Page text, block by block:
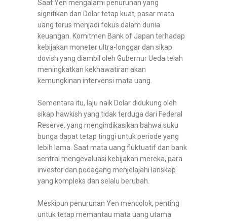
Saat Yen mengalami penurunan yang
signifikan dan Dolar tetap kuat, pasar mata
uang terus menjadi fokus dalam dunia
keuangan. Komitmen Bank of Japan terhadap
kebijakan moneter ultra-longgar dan sikap
dovish yang diambil oleh Gubernur Ueda telah
meningkatkan kekhawatiran akan
kemungkinan intervensi mata uang.
Sementara itu, laju naik Dolar didukung oleh
sikap hawkish yang tidak terduga dari Federal
Reserve, yang mengindikasikan bahwa suku
bunga dapat tetap tinggi untuk periode yang
lebih lama. Saat mata uang fluktuatif dan bank
sentral mengevaluasi kebijakan mereka, para
investor dan pedagang menjelajahi lanskap
yang kompleks dan selalu berubah.
Meskipun penurunan Yen mencolok, penting
untuk tetap memantau mata uang utama